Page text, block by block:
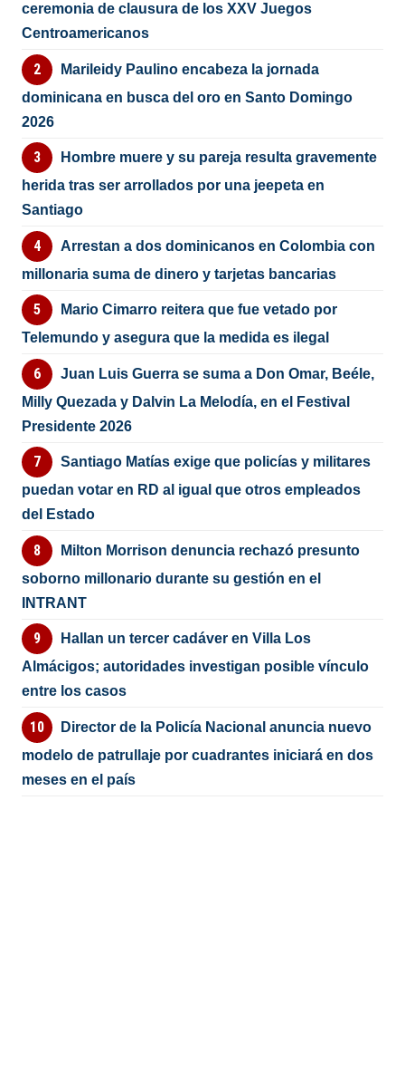
ceremonia de clausura de los XXV Juegos
Centroamericanos
Marileidy Paulino encabeza la jornada
dominicana en busca del oro en Santo Domingo
2026
Hombre muere y su pareja resulta gravemente
herida tras ser arrollados por una jeepeta en
Santiago
Arrestan a dos dominicanos en Colombia con
millonaria suma de dinero y tarjetas bancarias
Mario Cimarro reitera que fue vetado por
Telemundo y asegura que la medida es ilegal
Juan Luis Guerra se suma a Don Omar, Beéle,
Milly Quezada y Dalvin La Melodía, en el Festival
Presidente 2026
Santiago Matías exige que policías y militares
puedan votar en RD al igual que otros empleados
del Estado
Milton Morrison denuncia rechazó presunto
soborno millonario durante su gestión en el
INTRANT
Hallan un tercer cadáver en Villa Los
Almácigos; autoridades investigan posible vínculo
entre los casos
Director de la Policía Nacional anuncia nuevo
modelo de patrullaje por cuadrantes iniciará en dos
meses en el país